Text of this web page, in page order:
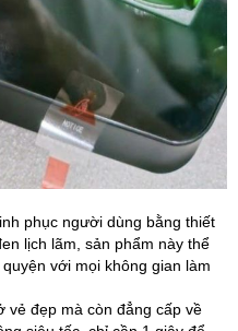
phục người dùng bằng thiết
lịch lãm, sản phẩm này thể
với mọi không gian làm
vẻ đẹp mà còn đẳng cấp về